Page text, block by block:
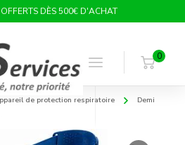
DÈS 500€ D'ACHAT
0
de protection respiratoire
Demi